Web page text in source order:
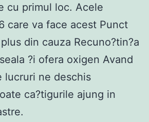
cu primul loc. Acele
care va face acest Punct
din cauza Recuno?tin?a
?i ofera oxigen Avand
lucruri ne deschis
ca?tigurile ajung in